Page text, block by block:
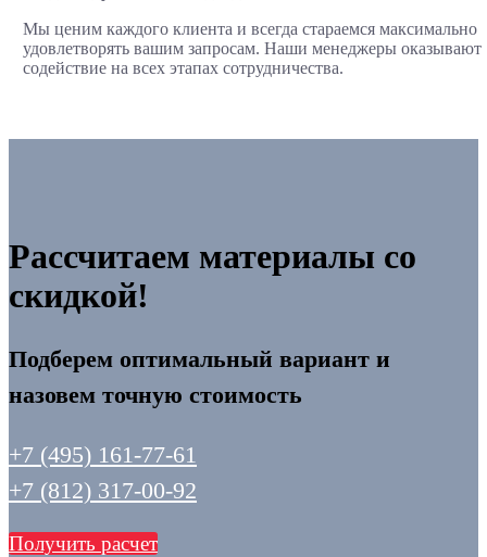
Мы ценим каждого клиента и всегда стараемся максимально
удовлетворять вашим запросам. Наши менеджеры оказывают
содействие на всех этапах сотрудничества.
Рассчитаем материалы со
скидкой!
Подберем оптимальный вариант и
назовем точную стоимость
+7 (495) 161-77-61
+7 (812) 317-00-92
Получить расчет